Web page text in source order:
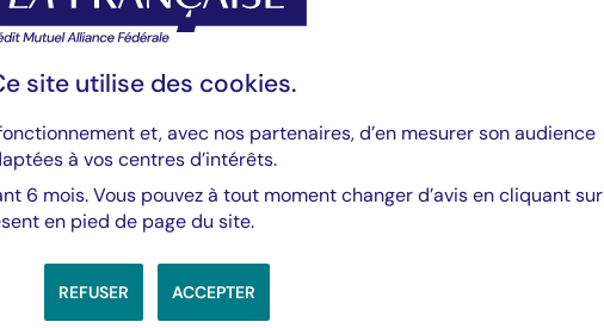
pour CORES Development, a conclu : « Nous
et nous nous réjouissons de poursuivre
locataire dans l'un des plus beaux
par Linklaters sur les aspects
et environnementales et PwC sur les
La Française REM dans le cadre de
et KPMG Law.
site utilise des cookies.
et, avec nos partenaires, d’en mesurer son audience
à vos centres d’intérêts.
6 mois. Vous pouvez à tout moment changer d’avis en cliquant sur
en pied de page du site.
ACCEPTER
REFUSER